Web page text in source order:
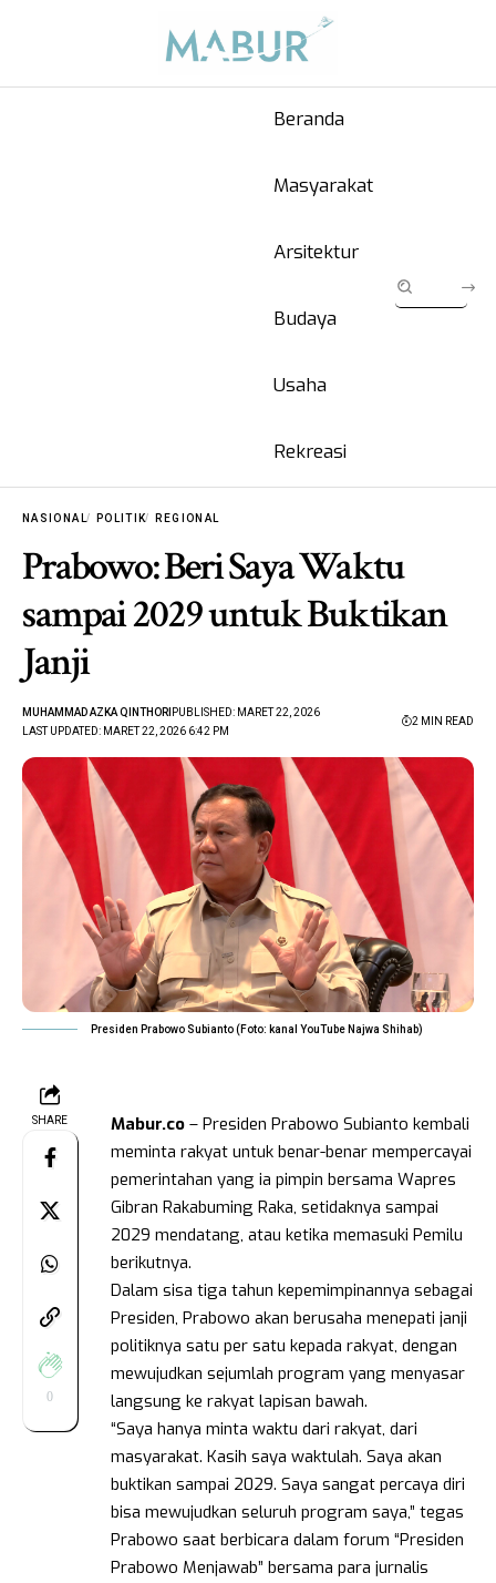
Beranda
Masyarakat
Arsitektur
Budaya
Usaha
Rekreasi
NASIONAL POLITIK REGIONAL
Prabowo: Beri Saya Waktu
sampai 2029 untuk Buktikan
Janji
LAST UPDATED: MARET 22, 2026 6:42 PM
MUHAMMAD AZKA QINTHORI PUBLISHED: MARET 22, 2026
2 MIN READ
Presiden Prabowo Subianto (Foto: kanal YouTube Najwa Shihab)
SHARE
0
Mabur.co – Presiden Prabowo Subianto kembali
meminta rakyat untuk benar-benar mempercayai
pemerintahan yang ia pimpin bersama Wapres
Gibran Rakabuming Raka, setidaknya sampai
2029 mendatang, atau ketika memasuki Pemilu
berikutnya.
Dalam sisa tiga tahun kepemimpinannya sebagai
Presiden, Prabowo akan berusaha menepati janji
politiknya satu per satu kepada rakyat, dengan
mewujudkan sejumlah program yang menyasar
langsung ke rakyat lapisan bawah.
“Saya hanya minta waktu dari rakyat, dari
masyarakat. Kasih saya waktulah. Saya akan
buktikan sampai 2029. Saya sangat percaya diri
bisa mewujudkan seluruh program saya,” tegas
Prabowo saat berbicara dalam forum “Presiden
Prabowo Menjawab” bersama para jurnalis